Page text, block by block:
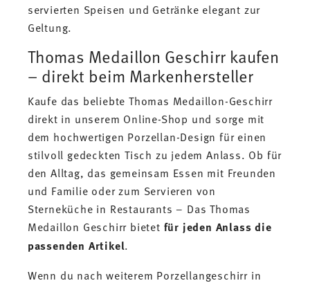
servierten Speisen und Getränke elegant zur
Geltung.
Thomas Medaillon Geschirr kaufen
– direkt beim Markenhersteller
Kaufe das beliebte Thomas Medaillon-Geschirr
direkt in unserem Online-Shop und sorge mit
dem hochwertigen Porzellan-Design für einen
stilvoll gedeckten Tisch zu jedem Anlass. Ob für
den Alltag, das gemeinsam Essen mit Freunden
und Familie oder zum Servieren von
Sterneküche in Restaurants – Das Thomas
Medaillon Geschirr bietet für jeden Anlass die
passenden Artikel.
Wenn du nach weiterem Porzellangeschirr in